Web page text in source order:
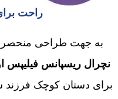
راحت
به جهت طراحی
نچرال ریسپانس فیلیپس
برای دستان کوچک